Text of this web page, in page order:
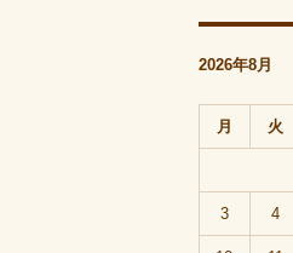
2026年8月
月 火
3 4